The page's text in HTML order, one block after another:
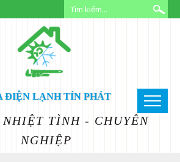
ĐIỆN LẠNH TÍN PHÁT
TÌNH - CHUYÊN
NGHIỆP